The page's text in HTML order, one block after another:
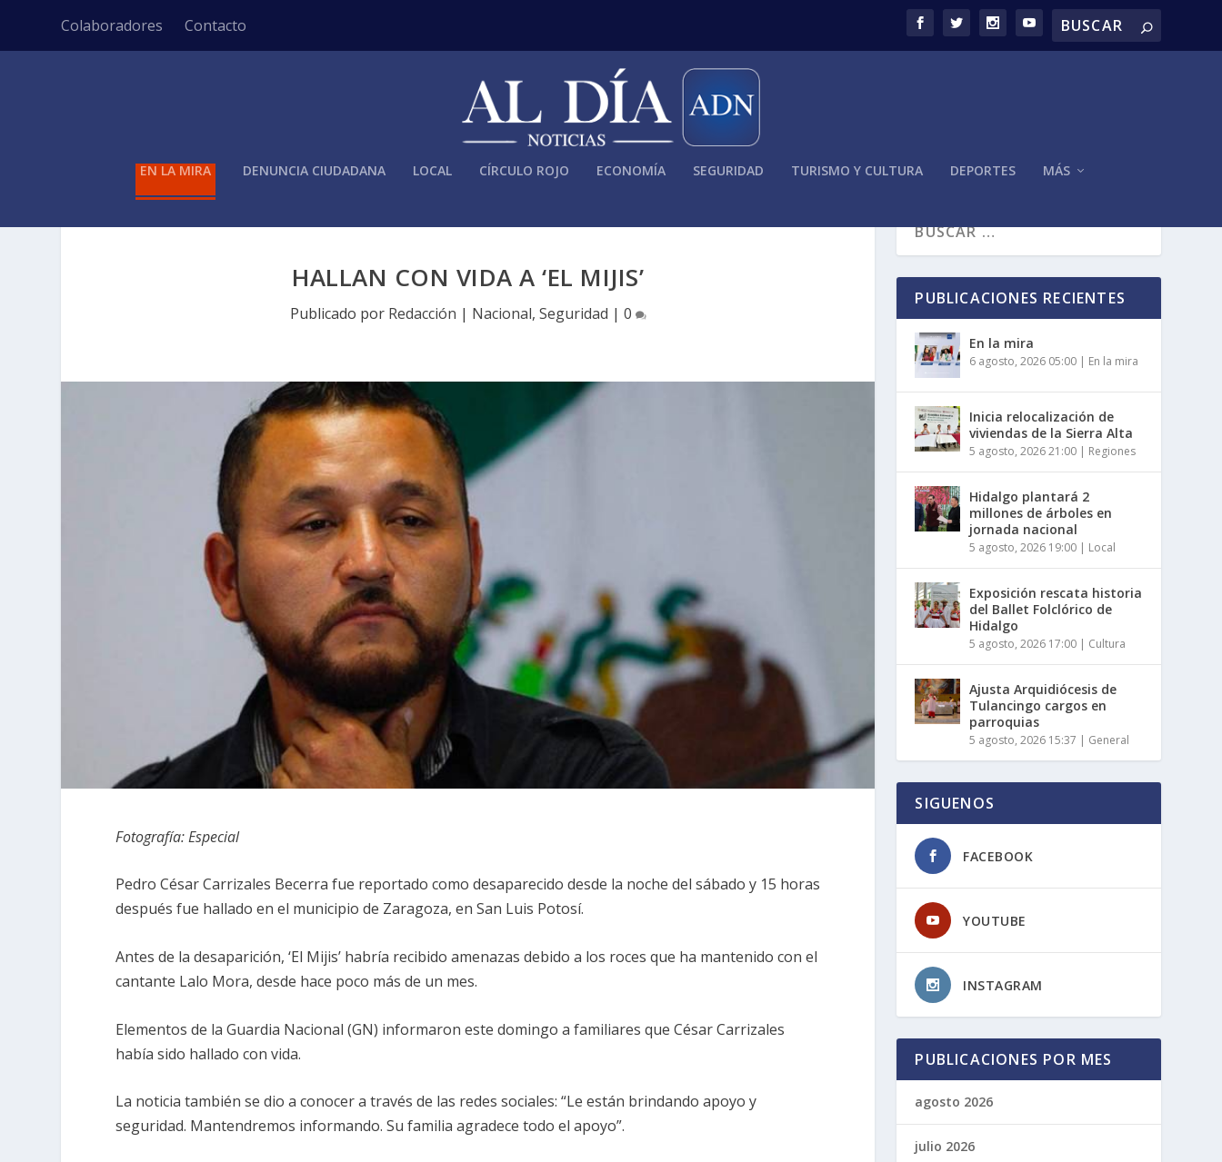
Colaboradores Contacto
EN LA MIRA DENUNCIA CIUDADANA LOCAL CÍRCULO ROJO ECONOMÍA SEGURIDAD TURISMO Y CULTURA DEPORTES MÁS
HALLAN CON VIDA A ‘EL MIJIS’
Publicado por Redacción | Nacional, Seguridad | 0
Fotografía: Especial
Pedro César Carrizales Becerra fue reportado como desaparecido desde la noche del sábado y 15 horas
después fue hallado en el municipio de Zaragoza, en San Luis Potosí.
Antes de la desaparición, ‘El Mijis’ habría recibido amenazas debido a los roces que ha mantenido con el
cantante Lalo Mora, desde hace poco más de un mes.
Elementos de la Guardia Nacional (GN) informaron este domingo a familiares que César Carrizales
había sido hallado con vida.
La noticia también se dio a conocer a través de las redes sociales: “Le están brindando apoyo y
seguridad. Mantendremos informando. Su familia agradece todo el apoyo”.
PUBLICACIONES RECIENTES
En la mira
6 agosto, 2026 05:00 | En la mira
Inicia relocalización de
viviendas de la Sierra Alta
5 agosto, 2026 21:00 | Regiones
Hidalgo plantará 2
millones de árboles en
jornada nacional
5 agosto, 2026 19:00 | Local
Exposición rescata historia
del Ballet Folclórico de
Hidalgo
5 agosto, 2026 17:00 | Cultura
Ajusta Arquidiócesis de
Tulancingo cargos en
parroquias
5 agosto, 2026 15:37 | General
SIGUENOS
FACEBOOK
YOUTUBE
INSTAGRAM
PUBLICACIONES POR MES
agosto 2026
julio 2026